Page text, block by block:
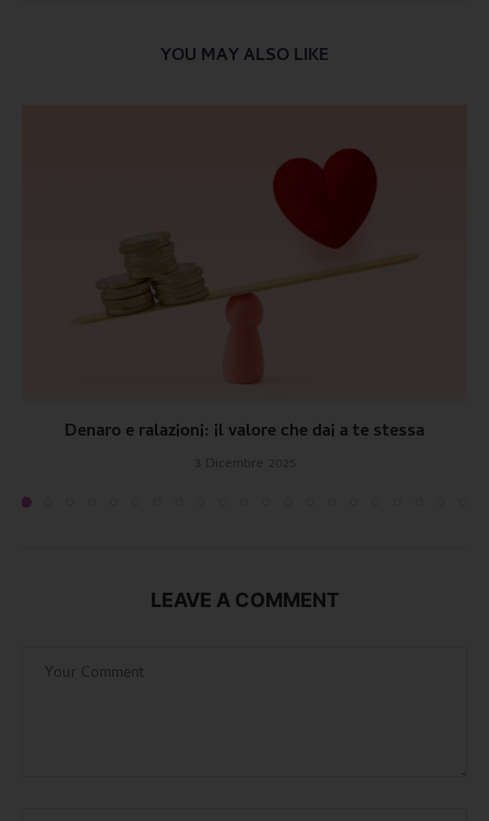
YOU MAY ALSO LIKE
Denaro e ralazioni: il valore che dai a te stessa
3 Dicembre 2025
LEAVE A COMMENT